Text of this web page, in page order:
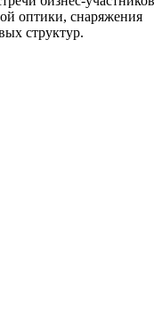
оптики, снаряжения
структур.